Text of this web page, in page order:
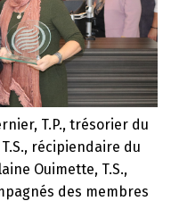
T.P., trésorier du
récipiendaire du
Ouimette, T.S.,
des membres